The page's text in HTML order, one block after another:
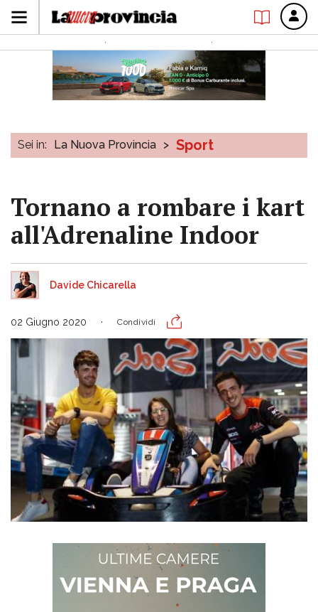
Sei in: La Nuova Provincia > Sport
Tornano a rombare i kart
all'Adrenaline Indoor
Davide Chicarella
02 Giugno 2020 Condividi